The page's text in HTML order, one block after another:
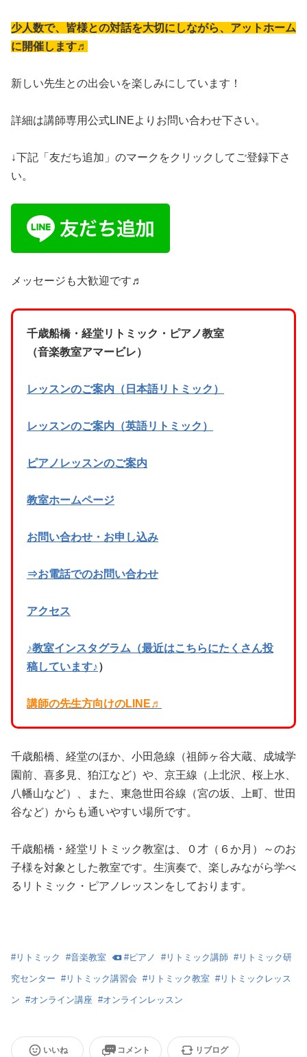
少人数で、皆様との対話を大切にしながら、アットホーム
に開催します♬
新しい先生との出会いを楽しみにしています！
詳細は講師専用公式LINEよりお問い合わせ下さい。
↓下記「友だち追加」のマークをクリックしてご登録下さ
い。
メッセージも大歓迎です♬
千歳船橋・経堂リトミック・ピアノ教室
（音楽教室アマービレ）
レッスンのご案内（日本語リトミック）
レッスンのご案内（英語リトミック）
ピアノレッスンのご案内
教室ホームページ
お問い合わせ・お申し込み
⇒お電話でのお問い合わせ
アクセス
♪教室インスタグラム（最近はこちらにたくさん投
稿しています♪）
講師の先生方向けのLINE♬
千歳船橋、経堂のほか、小田急線（祖師ヶ谷大蔵、成城学
園前、喜多見、狛江など）や、京王線（上北沢、桜上水、
八幡山など）、また、東急世田谷線（宮の坂、上町、世田
谷など）からも通いやすい場所です。
千歳船橋・経堂リトミック教室は、０才（６か月）～のお
子様を対象とした教室です。生演奏で、楽しみながら学べ
るリトミック・ピアノレッスンをしております。
#リトミック #音楽教室 #ピアノ #リトミック講師 #リトミック研
究センター #リトミック講習会 #リトミック教室 #リトミックレッス
ン #オンライン講座 #オンラインレッスン
いいね コメント リブログ